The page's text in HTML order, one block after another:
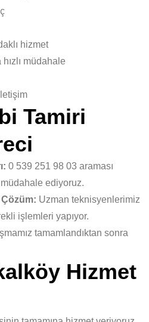
hizmet
müdahale
Tamiri
0 539 251 98 03 araması
ediyoruz.
Uzman teknisyenlerimiz
işlemleri yapıyor.
tamamlandıktan sonra
Hizmet